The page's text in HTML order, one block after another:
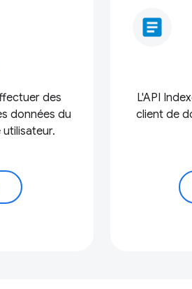
des
données du
article
L'API
client de